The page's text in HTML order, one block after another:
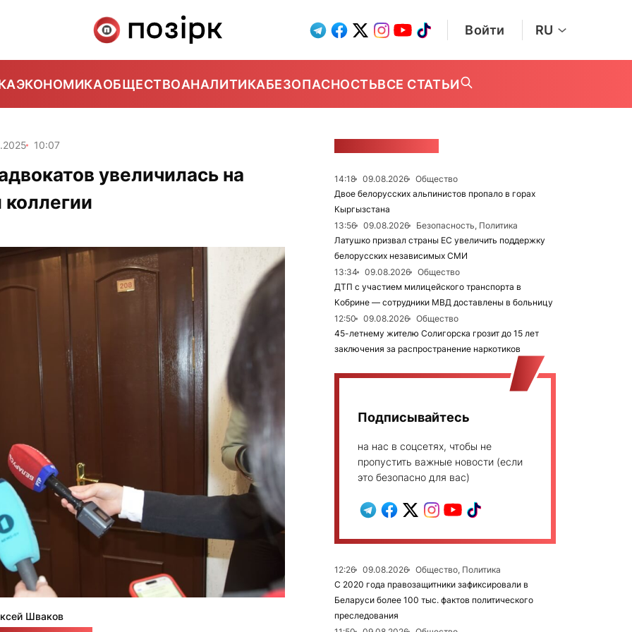
Войти RU
ЭКОНОМИКАОБЩЕСТВОАНАЛИТИКАБЕЗОПАСНОСТЬВСЕ СТАТЬИ
10:07
увеличилась на
коллегии
Шваков
14:18 09.08.2026
Общество
Двое белорусских альпинистов пропало в горах
Кыргызстана
13:56
09.08.2026
Безопасность, Политика
Латушко призвал страны ЕС увеличить поддержку
белорусских независимых СМИ
13:34
09.08.2026
Общество
ДТП с участием милицейского транспорта в
Кобрине — сотрудники МВД доставлены в больницу
12:50
09.08.2026
Общество
45-летнему жителю Солигорска грозит до 15 лет
заключения за распространение наркотиков
Подписывайтесь
на нас в соцсетях, чтобы не
пропустить важные новости (если
это безопасно для вас)
12:26 09.08.2026
Общество, Политика
С 2020 года правозащитники зафиксировали в
Беларуси более 100 тыс. фактов политического
преследования